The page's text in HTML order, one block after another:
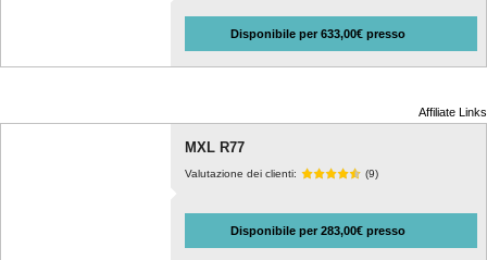
Disponibile per 633,00€ presso
Affiliate Links
MXL R77
Valutazione dei clienti: (9)
Disponibile per 283,00€ presso